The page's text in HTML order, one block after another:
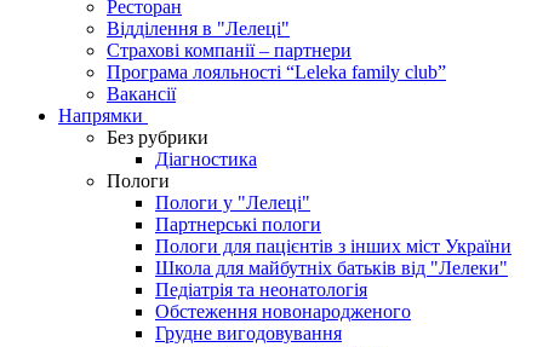
Ресторан
Відділення в "Лелеці"
Страхові компанії – партнери
Програма лояльності “Leleka family club”
Вакансії
Напрямки
Без рубрики
Діагностика
Пологи
Пологи у "Лелеці"
Партнерські пологи
Пологи для пацієнтів з інших міст України
Школа для майбутніх батьків від "Лелеки"
Педіатрія та неонатологія
Обстеження новонародженого
Грудне вигодовування